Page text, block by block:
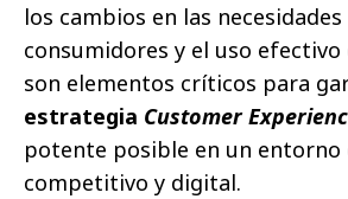
los cambios en las necesidades
consumidores y el uso efectivo
son elementos críticos para
estrategia Customer
potente posible en un entorno
competitivo y digital.